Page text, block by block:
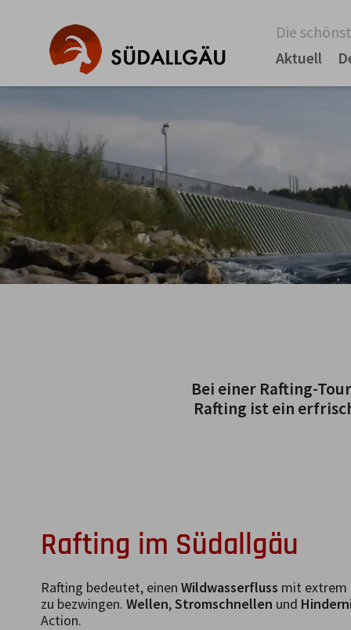
Die
Aktuell
Bei einer Rafting-
Rafting ist ein
Rafting im Südallgäu
Rafting bedeutet, einen Wildwasserfluss mit extrem
zu bezwingen. Wellen,Stromschnellen und
Action.